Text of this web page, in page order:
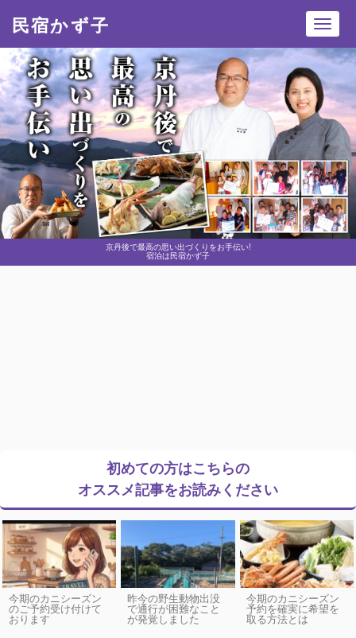
京丹後で最高の思い出づくりをお手伝い!
宿泊は民宿かず子
民宿かず子
初めての方はこちらの
オススメ記事をお読みください
今期のカニシーズン
のご予約受け付けて
おります
昨今の野生動物出没
で通行が困難なこと
が発覚しました
今期のカニシーズン
予約を確実に希望を
取る方法とは